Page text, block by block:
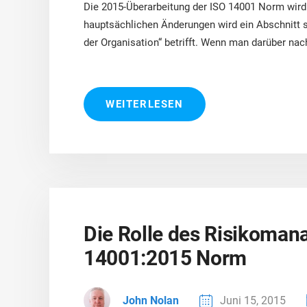
IATF 16949
AS9100
Laboratorien
Die 2015-Überarbeitung der ISO 14001 Norm
hauptsächlichen Änderungen wird ein Abschnitt
der Organisation“ betrifft. Wenn man darüber
WEITERLESEN
Die Rolle des
14001:2015 Norm
John Nolan Juni 15, 2015